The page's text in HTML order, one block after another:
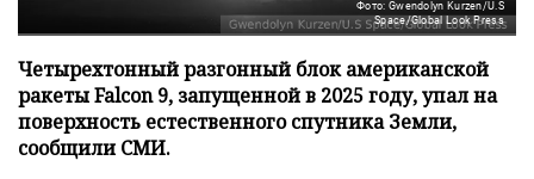
Фото: Gwendolyn Kurzen/U.S
Space/Global Look Press
Четырехтонный разгонный блок американской
ракеты Falcon 9, запущенной в 2025 году, упал на
поверхность естественного спутника Земли,
сообщили СМИ.